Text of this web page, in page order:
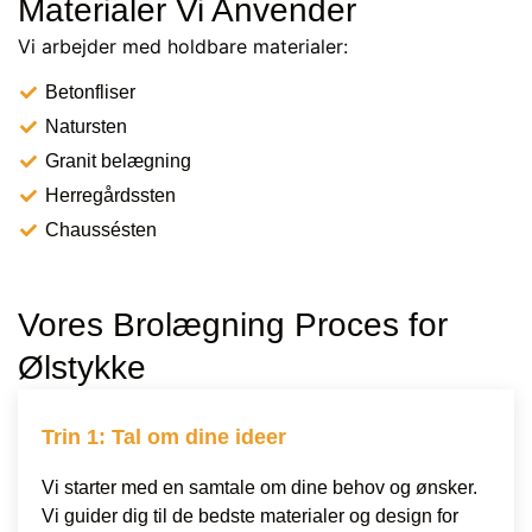
Materialer Vi Anvender
Vi arbejder med holdbare materialer:
Betonfliser
Natursten
Granit belægning
Herregårdssten
Chaussésten
Vores Brolægning Proces for
Ølstykke
Trin 1: Tal om dine ideer
Vi starter med en samtale om dine behov og ønsker.
Vi guider dig til de bedste materialer og design for